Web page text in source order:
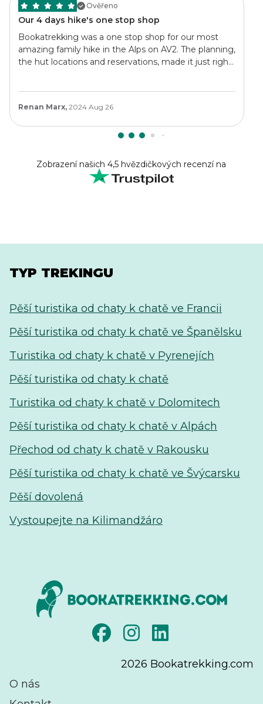
Ověřeno
Our 4 days hike's one stop shop
Bookatrekking was a one stop shop for our most
amazing family hike in the Alps on AV2. The planning,
the hut locations and reservations, made it just right,
Renan Marx, 2024 Aug 26
Zobrazení našich 4,5 hvězdičkových recenzí na
TYP TREKINGU
Pěší turistika od chaty k chatě ve Francii
Pěší turistika od chaty k chatě ve Španělsku
Turistika od chaty k chatě v Pyrenejích
Pěší turistika od chaty k chatě
Turistika od chaty k chatě v Dolomitech
Pěší turistika od chaty k chatě v Alpách
Přechod od chaty k chatě v Rakousku
Pěší turistika od chaty k chatě ve Švýcarsku
Pěší dovolená
Vystoupejte na Kilimandžáro
2026 Bookatrekking.com
O nás